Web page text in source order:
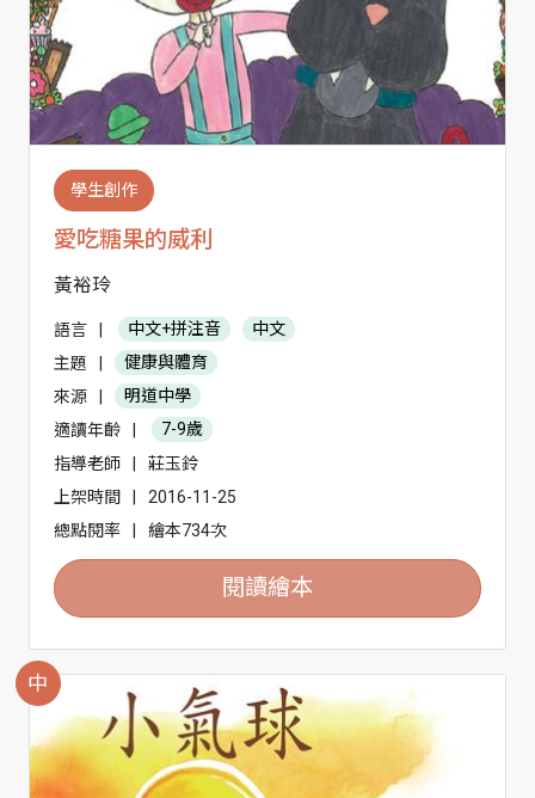
學生創作
愛吃糖果的威利
黃裕玲
語言 中文+拼注音
中文
主題
健康與體育
來源
明道中學
適讀年齡
7-9歲
指導老師
莊玉鈴
上架時間
2016-11-25
總點閱率
繪本734次
閱讀繪本
中